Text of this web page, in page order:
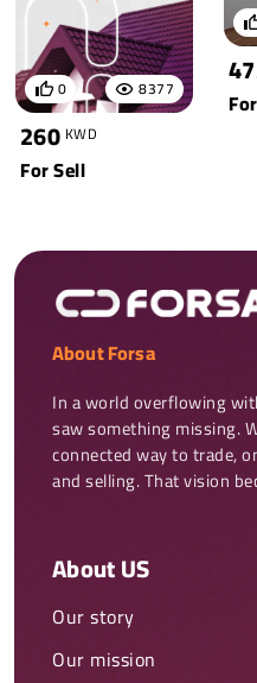
8377
0
260 KWD
For Sell
About Forsa
In a world overflowing
saw something missing.
connected way to trade,
and selling. That vision
About US
Our story
Our mission